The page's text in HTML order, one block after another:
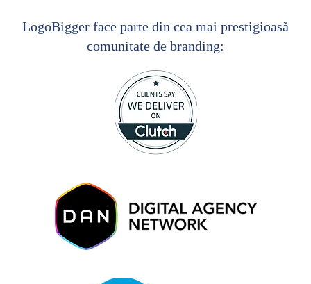
LogoBigger face parte din cea mai prestigioasă
comunitate de branding: